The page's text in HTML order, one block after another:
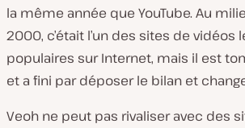
la même année que YouTube. Au
2000, c’était l’un des sites de vidéos
populaires sur Internet, mais il est
et a fini par déposer le bilan et
Veoh ne peut pas rivaliser avec des